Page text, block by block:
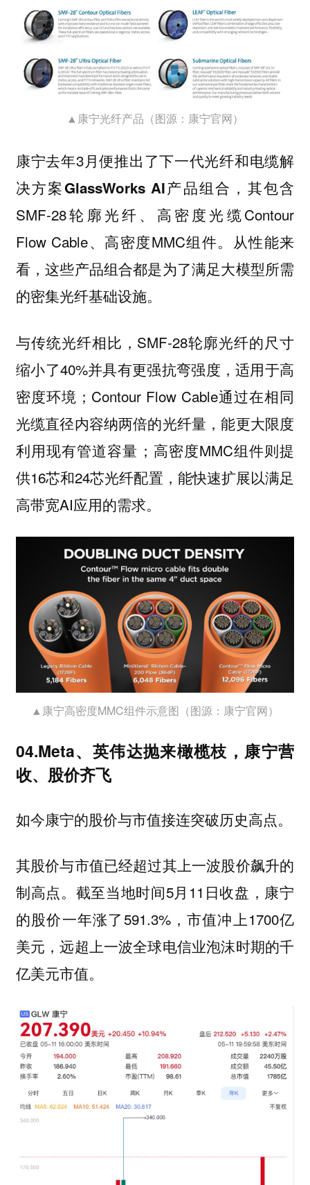
▲康宁光纤产品（图源：康宁官网）
康宁去年3月便推出了下一代光纤和电缆解
决方案GlassWorks AI产品组合，其包含
SMF-28轮廓光纤、高密度光缆Contour
Flow Cable、高密度MMC组件。从性能来
看，这些产品组合都是为了满足大模型所需
的密集光纤基础设施。
与传统光纤相比，SMF-28轮廓光纤的尺寸
缩小了40%并具有更强抗弯强度，适用于高
密度环境；Contour Flow Cable通过在相同
光缆直径内容纳两倍的光纤量，能更大限度
利用现有管道容量；高密度MMC组件则提
供16芯和24芯光纤配置，能快速扩展以满足
高带宽AI应用的需求。
▲康宁高密度MMC组件示意图（图源：康宁官网）
04.Meta、英伟达抛来橄榄枝，康宁营
收、股价齐飞
如今康宁的股价与市值接连突破历史高点。
其股价与市值已经超过其上一波股价飙升的
制高点。截至当地时间5月11日收盘，康宁
的股价一年涨了591.3%，市值冲上1700亿
美元，远超上一波全球电信业泡沫‌时期的千
亿美元市值。